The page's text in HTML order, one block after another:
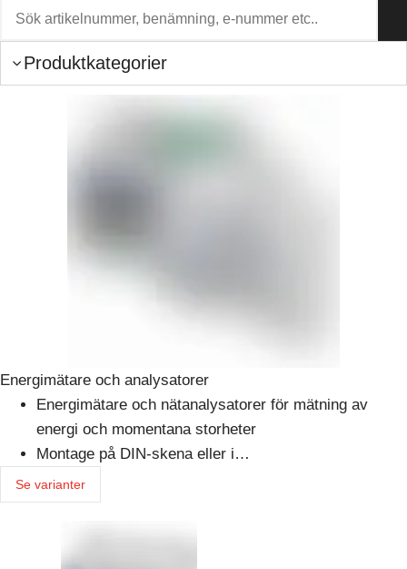
Produktkategorier
Energimätare och analysatorer
Energimätare och nätanalysatorer för mätning av
energi och momentana storheter
Montage på DIN-skena eller i…
Se varianter